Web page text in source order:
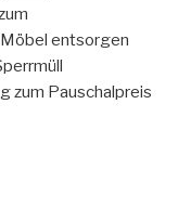
entsorgen
zum Pauschalpreis